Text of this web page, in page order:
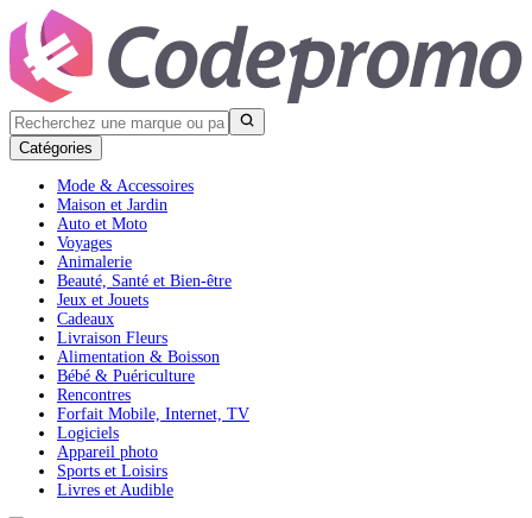
Catégories
Mode & Accessoires
Maison et Jardin
Auto et Moto
Voyages
Animalerie
Beauté, Santé et Bien-être
Jeux et Jouets
Cadeaux
Livraison Fleurs
Alimentation & Boisson
Bébé & Puériculture
Rencontres
Forfait Mobile, Internet, TV
Logiciels
Appareil photo
Sports et Loisirs
Livres et Audible